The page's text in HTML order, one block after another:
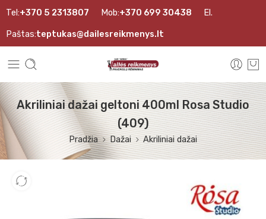
Tel:+370 5 2313807 Mob:+370 699 30438 El.
Paštas:teptukas@dailesreikmenys.lt
Akriliniai dažai geltoni 400ml Rosa Studio
(409)
Pradžia Dažai Akriliniai dažai